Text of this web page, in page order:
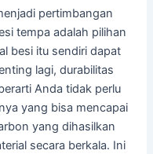
pertimbangan
tempa adalah pilihan
besi itu sendiri dapat
lagi, durabilitas
Anda tidak perlu
yang bisa mencapai
yang dihasilkan
secara berkala. Ini